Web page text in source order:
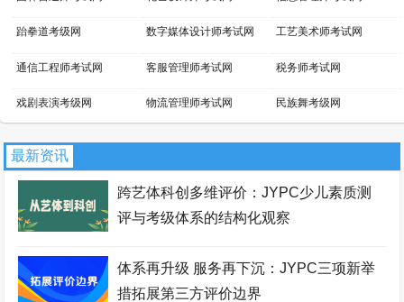
跆拳道考级网 数字媒体设计师考试网 工艺美术师考试网
通信工程师考试网 客服管理师考试网 税务师考试网
戏剧表演考级网 物流管理师考试网 民族舞考级网
吉他考级网 平面设计师考试网 话剧表演考级网
新媒体运营师考试网 家具设计师考试网 芭蕾舞考级网
财务管理师考试网 国际商务师考试网
最新资讯
跨艺体科创多维评价：JYPC少儿素质测
评与考级体系的结构化观察
体系再升级 服务再下沉：JYPC三项新举
措拓展第三方评价边界